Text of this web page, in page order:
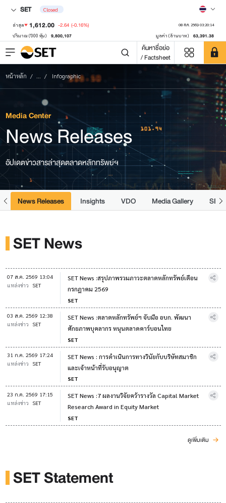
SET Closed
ล่าสุด 1,612.00 -2.64 (-0.16%) 08 ส.ค. 2569 03:20:14
ปริมาณ ('000 หุ้น) 9,800,107 มูลค่า (ล้านบาท) 63,391.38
ค้นหาชื่อย่อ
/ Factsheet
หน้าหลัก ... Infographic
Media Center
News Releases
อัปเดตข่าวสารล่าสุดตลาดหลักทรัพย์ฯ
News Releases Insights VDO Media Gallery SET
SET News
07 ส.ค. 2569 13:04
แหล่งข่าว
SET
SET News :สรุปภาพรวมภาวะตลาดหลักทรัพย์เดือน
กรกฎาคม 2569
SET
03 ส.ค. 2569 12:38
แหล่งข่าว
SET
SET News :ตลาดหลักทรัพย์ฯ จับมือ อบก. พัฒนา
ศักยภาพบุคลากร หนุนตลาดคาร์บอนไทย
SET
31 ก.ค. 2569 17:24
แหล่งข่าว
SET
SET News : การดำเนินการทางวินัยกับบริษัทสมาชิก
และเจ้าหน้าที่รับอนุญาต
SET
23 ก.ค. 2569 17:15
แหล่งข่าว
SET
SET News :7 ผลงานวิจัยคว้ารางวัล Capital Market
Research Award in Equity Market
SET
ดูเพิ่มเติม
SET Statement